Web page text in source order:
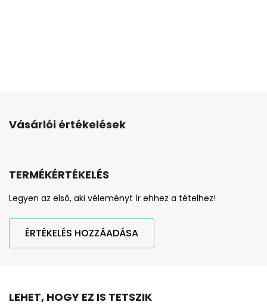
Vásárlói értékelések
TERMÉKÉRTÉKELÉS
Legyen az első, aki véleményt ír ehhez a tételhez!
ÉRTÉKELÉS HOZZÁADÁSA
LEHET, HOGY EZ IS TETSZIK